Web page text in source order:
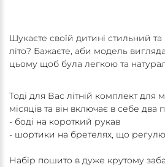
Шукаєте своїй дитині стильний
літо? Бажаєте, аби модель
цьому щоб була легкою та
Тоді для Вас літній комплект для
місяців та він включає в себе два
- боді на короткий рукав
- шортики на бретелях, що
Набір пошито в дуже крутому